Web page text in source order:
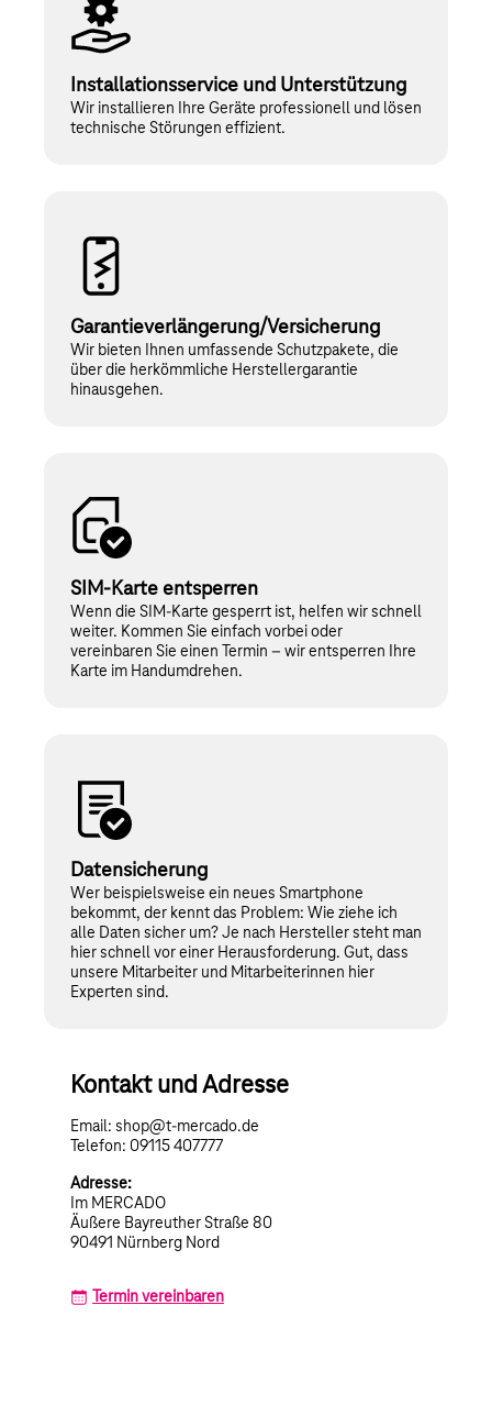
Installationsservice und Unterstützung
Wir installieren Ihre Geräte professionell und lösen
technische Störungen effizient.
Garantieverlängerung/­Versicherung
Wir bieten Ihnen umfassende Schutzpakete, die
über die herkömmliche Herstellergarantie
hinausgehen.
SIM-Karte entsperren
Wenn die SIM-Karte gesperrt ist, helfen wir schnell
weiter. Kommen Sie einfach vorbei oder
vereinbaren Sie einen Termin – wir entsperren Ihre
Karte im Handumdrehen.
Datensicherung
Wer beispielsweise ein neues Smartphone
bekommt, der kennt das Problem: Wie ziehe ich
alle Daten sicher um? Je nach Hersteller steht man
hier schnell vor einer Herausforderung. Gut, dass
unsere Mitarbeiter und Mitarbeiterinnen hier
Experten sind.
Kontakt und Adresse
Email: shop@t-mercado.de
Telefon: 09115 407777
Adresse:
Im MERCADO
Äußere Bayreuther Straße 80
90491 Nürnberg Nord
Termin vereinbaren